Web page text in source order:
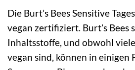
Die Burt’s Bees Sensitive
vegan zertifiziert. Burt’s Bees
Inhaltsstoffe, und obwohl
vegan sind, können in einigen